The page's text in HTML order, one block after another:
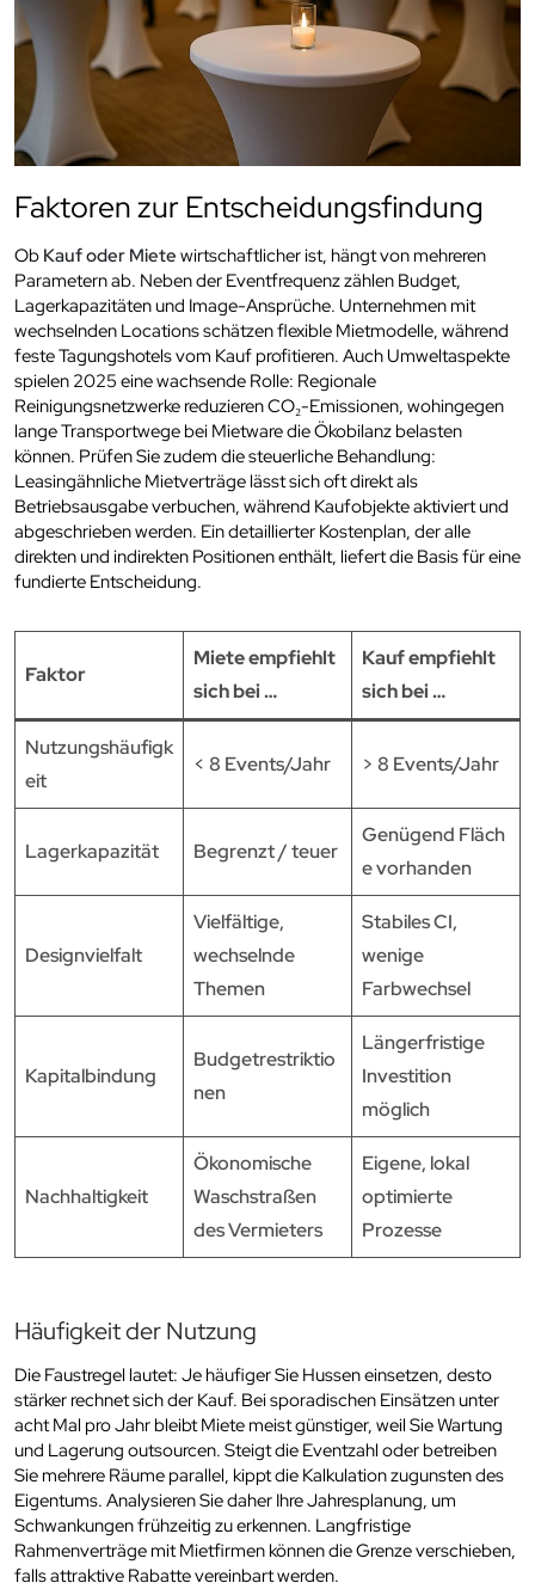
Faktoren zur Entscheidungsfindung
Ob Kauf oder Miete wirtschaftlicher ist, hängt von mehreren
Parametern ab. Neben der Eventfrequenz zählen Budget,
Lagerkapazitäten und Image-Ansprüche. Unternehmen mit
wechselnden Locations schätzen flexible Mietmodelle, während
feste Tagungshotels vom Kauf profitieren. Auch Umweltaspekte
spielen 2025 eine wachsende Rolle: Regionale
Reinigungsnetzwerke reduzieren CO₂-Emissionen, wohingegen
lange Transportwege bei Mietware die Ökobilanz belasten
können. Prüfen Sie zudem die steuerliche Behandlung:
Leasingähnliche Mietverträge lässt sich oft direkt als
Betriebsausgabe verbuchen, während Kaufobjekte aktiviert und
abgeschrieben werden. Ein detaillierter Kostenplan, der alle
direkten und indirekten Positionen enthält, liefert die Basis für eine
fundierte Entscheidung.
Faktor
Miete empfiehlt
sich bei …
Kauf empfiehlt
sich bei …
Nutzungshäufigk
eit
< 8 Events/Jahr > 8 Events/Jahr
Lagerkapazität Begrenzt / teuer
Genügend Fläch
e vorhanden
Designvielfalt
Vielfältige,
wechselnde
Themen
Stabiles CI,
wenige
Farbwechsel
Kapitalbindung
Budgetrestriktio
nen
Längerfristige
Investition
möglich
Nachhaltigkeit
Ökonomische
Waschstraßen
des Vermieters
Eigene, lokal
optimierte
Prozesse
Häufigkeit der Nutzung
Die Faustregel lautet: Je häufiger Sie Hussen einsetzen, desto
stärker rechnet sich der Kauf. Bei sporadischen Einsätzen unter
acht Mal pro Jahr bleibt Miete meist günstiger, weil Sie Wartung
und Lagerung outsourcen. Steigt die Eventzahl oder betreiben
Sie mehrere Räume parallel, kippt die Kalkulation zugunsten des
Eigentums. Analysieren Sie daher Ihre Jahresplanung, um
Schwankungen frühzeitig zu erkennen. Langfristige
Rahmenverträge mit Mietfirmen können die Grenze verschieben,
falls attraktive Rabatte vereinbart werden.